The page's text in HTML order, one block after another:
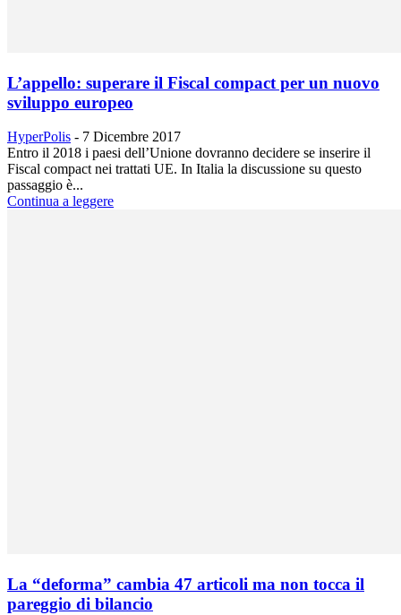
L’appello: superare il Fiscal compact per un nuovo
sviluppo europeo
HyperPolis - 7 Dicembre 2017
Entro il 2018 i paesi dell’Unione dovranno decidere se inserire il
Fiscal compact nei trattati UE. In Italia la discussione su questo
passaggio è...
Continua a leggere
La “deforma” cambia 47 articoli ma non tocca il
pareggio di bilancio